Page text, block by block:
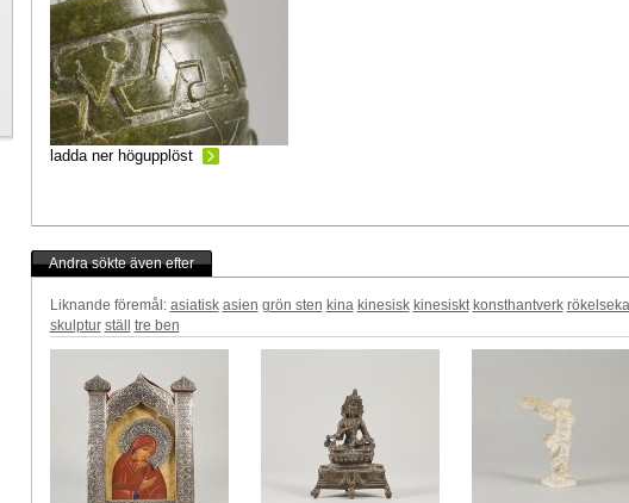
ladda ner högupplöst
Andra sökte även efter
Liknande föremål: asiatisk asien grön sten kina kinesisk kinesiskt konsthantverk
skulptur ställ tre ben